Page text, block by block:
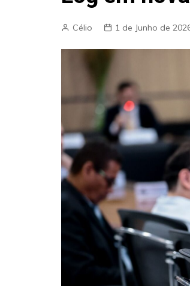
Célio 1 de Junho de